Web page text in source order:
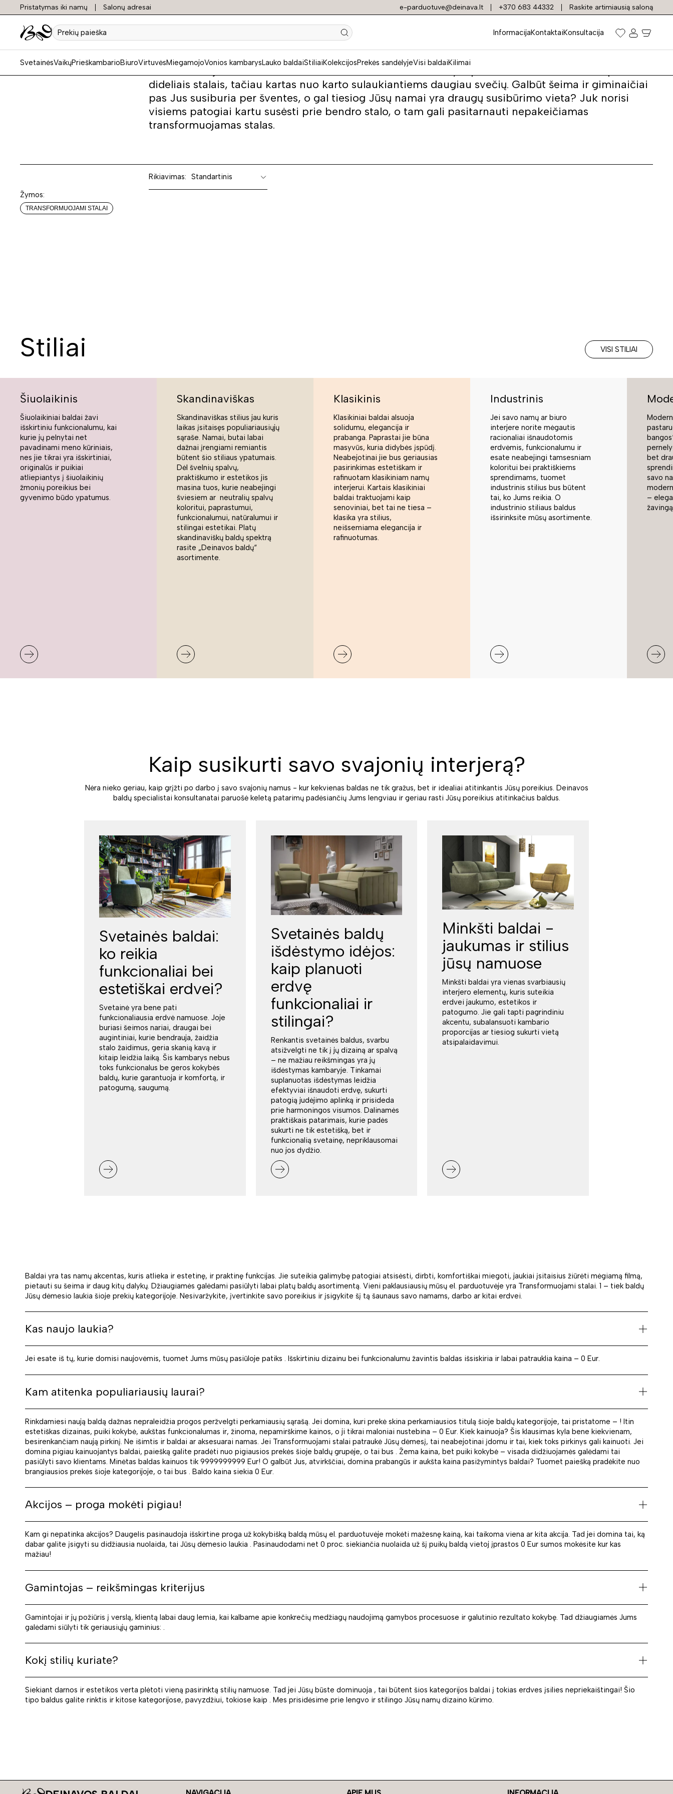
Pristatymas iki namų Salonų adresai e-parduotuve@deinava.lt +370 683 44332 Raskite artimiausią saloną
Prekių
paieška
InformacijaKontaktaiKonsultacija
SvetainėsVaikųPrieškambarioBiuroVirtuvėsMiegamojoVonios kambarysLauko baldaiStiliaiKolekcijosPrekės sandėlyjeVisi baldaiKilimai
Transformuojami stalai
Transformuojami stalai dar vadinami stalais transformeriais yra puiki išeitis nenorintiems apsikrauti
dideliais stalais, tačiau kartas nuo karto sulaukiantiems daugiau svečių. Galbūt šeima ir giminaičiai
pas Jus susiburia per šventes, o gal tiesiog Jūsų namai yra draugų susibūrimo vieta? Juk norisi
visiems patogiai kartu susėsti prie bendro stalo, o tam gali pasitarnauti nepakeičiamas
transformuojamas stalas.
Žymos:
TRANSFORMUOJAMI STALAI
Rikiavimas: Standartinis
Stiliai VISI STILIAI
Šiuolaikinis
Šiuolaikiniai baldai žavi
išskirtiniu funkcionalumu, kai
kurie jų pelnytai net
pavadinami meno kūriniais,
nes jie tikrai yra išskirtiniai,
originalūs ir puikiai
atliepiantys į šiuolaikinių
žmonių poreikius bei
gyvenimo būdo ypatumus.
Skandinaviškas
Skandinaviškas stilius jau kuris
laikas įsitaisęs populiariausiųjų
sąraše. Namai, butai labai
dažnai įrengiami remiantis
būtent šio stiliaus ypatumais.
Dėl švelnių spalvų,
praktiškumo ir estetikos jis
masina tuos, kurie neabejingi
šviesiem ar neutralių spalvų
koloritui, paprastumui,
funkcionalumui, natūralumui ir
stilingai estetikai. Platų
skandinaviškų baldų spektrą
rasite „Deinavos baldų“
asortimente.
Klasikinis
Klasikiniai baldai alsuoja
solidumu, elegancija ir
prabanga. Paprastai jie būna
masyvūs, kuria didybės įspūdį.
Neabejotinai jie bus geriausias
pasirinkimas estetiškam ir
rafinuotam klasikiniam namų
interjerui. Kartais klasikiniai
baldai traktuojami kaip
senoviniai, bet tai ne tiesa –
klasika yra stilius,
neišsemiama elegancija ir
rafinuotumas.
Industrinis
Jei savo namų ar biuro
interjere norite mėgautis
racionaliai išnaudotomis
erdvėmis, funkcionalumu ir
esate neabejingi tamsesniam
koloritui bei praktiškiems
sprendimams, tuomet
industrinis stilius bus būtent
tai, ko Jums reikia. O
industrinio stiliaus baldus
išsirinksite mūsų asortimente.
bet
savo
–
Kaip susikurti savo svajonių interjerą?
Nėra nieko geriau, kaip grįžti po darbo į savo svajonių namus - kur kekvienas baldas ne tik gražus, bet ir idealiai atitinkantis Jūsų poreikius. Deinavos
baldų specialistai konsultanatai paruošė keletą patarimų padėsiančių Jums lengviau ir geriau rasti Jūsų poreikius atitinkačius baldus.
Svetainės baldai:
ko reikia
funkcionaliai bei
estetiškai erdvei?
Svetainė yra bene pati
funkcionaliausia erdvė namuose. Joje
buriasi šeimos nariai, draugai bei
augintiniai, kurie bendrauja, žaidžia
stalo žaidimus, geria skanią kavą ir
kitaip leidžia laiką. Šis kambarys nebus
toks funkcionalus be geros kokybės
baldų, kurie garantuoja ir komfortą, ir
patogumą, saugumą.
Svetainės baldų
išdėstymo idėjos:
kaip planuoti
erdvę
funkcionaliai ir
stilingai?
Renkantis svetainės baldus, svarbu
atsižvelgti ne tik į jų dizainą ar spalvą
– ne mažiau reikšmingas yra jų
išdėstymas kambaryje. Tinkamai
suplanuotas išdėstymas leidžia
efektyviai išnaudoti erdvę, sukurti
patogią judėjimo aplinką ir prisideda
prie harmoningos visumos. Dalinamės
praktiškais patarimais, kurie padės
sukurti ne tik estetišką, bet ir
funkcionalią svetainę, nepriklausomai
nuo jos dydžio.
Minkšti baldai -
jaukumas ir stilius
jūsų namuose
Minkšti baldai yra vienas svarbiausių
interjero elementų, kuris suteikia
erdvei jaukumo, estetikos ir
patogumo. Jie gali tapti pagrindiniu
akcentu, subalansuoti kambario
proporcijas ar tiesiog sukurti vietą
atsipalaidavimui.
Baldai yra tas namų akcentas, kuris atlieka ir estetinę, ir praktinę funkcijas. Jie suteikia galimybę patogiai atsisėsti, dirbti, komfortiškai miegoti, jaukiai įsitaisius žiūrėti mėgiamą filmą,
pietauti su šeima ir daug kitų dalykų. Džiaugiamės galėdami pasiūlyti labai platų baldų asortimentą. Vieni paklausiausių mūsų el. parduotuvėje yra Transformuojami stalai. 1 – tiek baldų
Jūsų dėmesio laukia šioje prekių kategorijoje. Nesivaržykite, įvertinkite savo poreikius ir įsigykite šį tą šaunaus savo namams, darbo ar kitai erdvei.
Kas naujo laukia?
Jei esate iš tų, kurie domisi naujovėmis, tuomet Jums mūsų pasiūloje patiks . Išskirtiniu dizainu bei funkcionalumu žavintis baldas išsiskiria ir labai patrauklia kaina – 0 Eur.
Kam atitenka populiariausių laurai?
Rinkdamiesi naują baldą dažnas nepraleidžia progos peržvelgti perkamiausių sąrašą. Jei domina, kuri prekė skina perkamiausios titulą šioje baldų kategorijoje, tai pristatome – ! Itin
estetiškas dizainas, puiki kokybė, aukštas funkcionalumas ir, žinoma, nepamirškime kainos, o ji tikrai maloniai nustebina – 0 Eur. Kiek kainuoja? Šis klausimas kyla bene kiekvienam,
besirenkančiam naują pirkinį. Ne išimtis ir baldai ar aksesuarai namas. Jei Transformuojami stalai patraukė Jūsų dėmesį, tai neabejotinai įdomu ir tai, kiek toks pirkinys gali kainuoti. Jei
domina pigiau kainuojantys baldai, paiešką galite pradėti nuo pigiausios prekės šioje baldų grupėje, o tai bus . Žema kaina, bet puiki kokybė – visada didžiuojamės galėdami tai
pasiūlyti savo klientams. Minėtas baldas kainuos tik 9999999999 Eur! O galbūt Jus, atvirkščiai, domina prabangūs ir aukšta kaina pasižymintys baldai? Tuomet paiešką pradėkite nuo
brangiausios prekės šioje kategorijoje, o tai bus . Baldo kaina siekia 0 Eur.
Akcijos – proga mokėti pigiau!
Kam gi nepatinka akcijos? Daugelis pasinaudoja išskirtine proga už kokybišką baldą mūsų el. parduotuvėje mokėti mažesnę kainą, kai taikoma viena ar kita akcija. Tad jei domina tai, ką
dabar galite įsigyti su didžiausia nuolaida, tai Jūsų dėmesio laukia . Pasinaudodami net 0 proc. siekiančia nuolaida už šį puikų baldą vietoj įprastos 0 Eur sumos mokėsite kur kas
mažiau!
Gamintojas – reikšmingas kriterijus
Gamintojai ir jų požiūris į verslą, klientą labai daug lemia, kai kalbame apie konkrečių medžiagų naudojimą gamybos procesuose ir galutinio rezultato kokybę. Tad džiaugiamės Jums
galėdami siūlyti tik geriausiųjų gaminius: .
Kokį stilių kuriate?
Siekiant darnos ir estetikos verta plėtoti vieną pasirinktą stilių namuose. Tad jei Jūsų būste dominuoja , tai būtent šios kategorijos baldai į tokias erdves įsilies nepriekaištingai! Šio
tipo baldus galite rinktis ir kitose kategorijose, pavyzdžiui, tokiose kaip . Mes prisidėsime prie lengvo ir stilingo Jūsų namų dizaino kūrimo.